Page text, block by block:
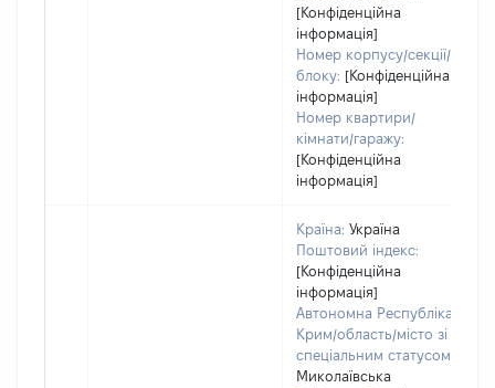
[Конфіденційна
інформація]
Номер корпусу/секції/
блоку: [Конфіденційна
інформація]
Номер квартири/
кімнати/гаражу:
[Конфіденційна
інформація]
Країна: Україна
Поштовий індекс:
[Конфіденційна
інформація]
Автономна Республіка
Крим/область/місто зі
спеціальним статусом:
Миколаївська